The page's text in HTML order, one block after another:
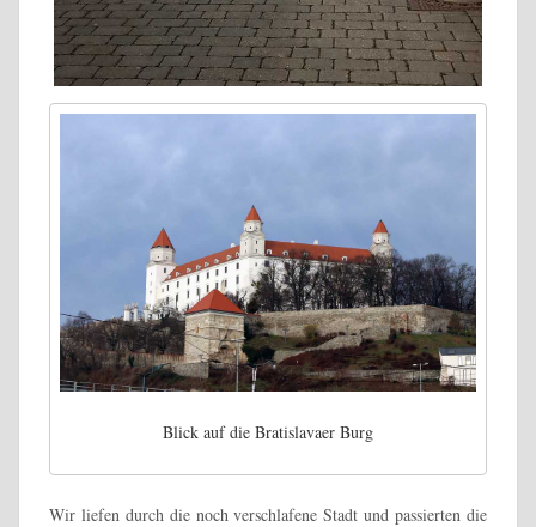
Blick auf die Bratislavaer Burg
Wir liefen durch die noch verschlafene Stadt und passierten die